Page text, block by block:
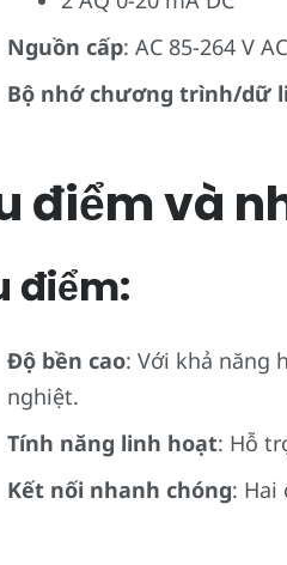
Nguồn cấp: AC 85-264 V
Bộ nhớ chương trình/dữ
điểm và
điểm:
Độ bền cao: Với khả năng
nghiệt.
Tính năng linh hoạt: Hỗ
Kết nối nhanh chóng: Hai